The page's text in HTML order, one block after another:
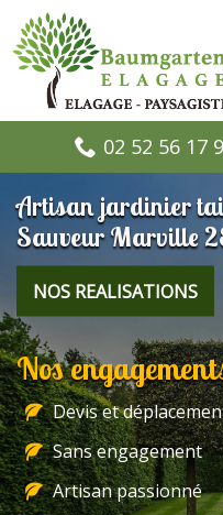
02 52 56 17
Artisan jardinier
Sauveur Marville
NOS REALISATIONS
Nos
Devis et
Sans engagement
Artisan passionné